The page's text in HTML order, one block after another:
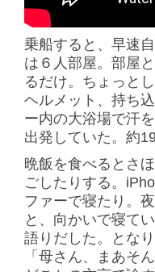
乗船すると、早速
は６人部屋。部屋
るだけ。ちょっと
ヘルメット、持ち
ー内の大浴場で汗
出発していた。約
晩飯を食べるとさ
ごしたりする。
ファーで寝たり。
と、向かいで寝て
語りだした。とな
「母さん、まあそ